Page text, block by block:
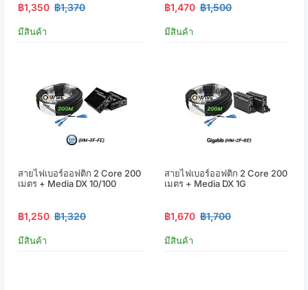
฿1,350 ฿1,370
มีสินค้า
฿1,470 ฿1,500
มีสินค้า
สายไฟเบอร์ออฟติก 2 Core 200
เมตร + Media DX 10/100
฿1,250 ฿1,320
มีสินค้า
สายไฟเบอร์ออฟติก 2 Core 200
เมตร + Media DX 1G
฿1,670 ฿1,700
มีสินค้า